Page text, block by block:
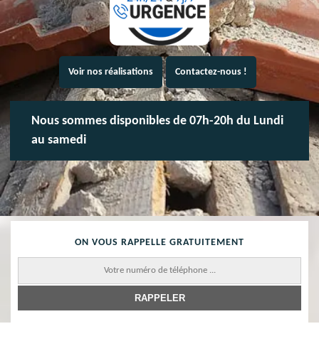
Voir nos réalisations Contactez-nous !
Nous sommes disponibles de 07h-20h du Lundi
au samedi
ON VOUS RAPPELLE GRATUITEMENT